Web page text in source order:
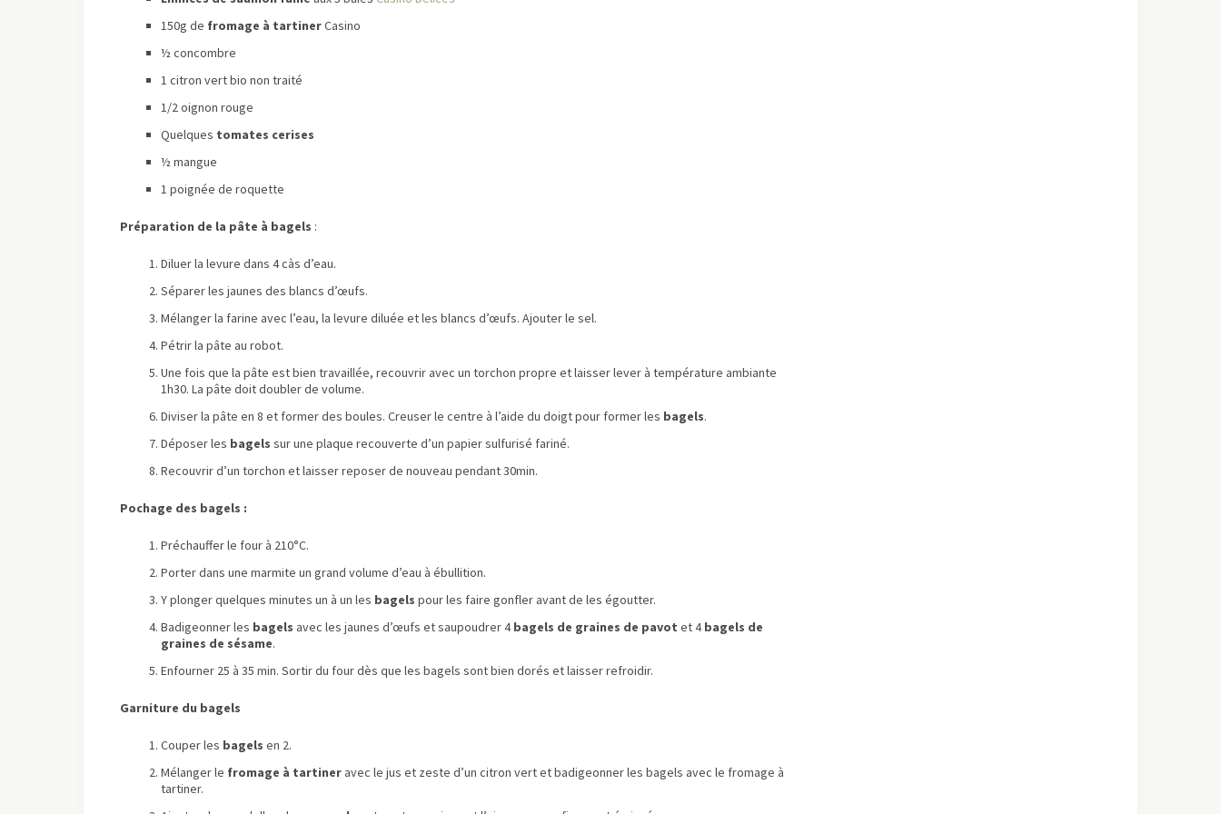
150g de fromage à tartinerCasino
½ concombre
1 citron vert bio non traité
1/2 oignon rouge
Quelques tomates cerises
½ mangue
1 poignée de roquette
Préparation de la pâte à bagels :
Diluer la levure dans 4 càs d’eau.
Séparer les jaunes des blancs d’œufs.
Mélanger la farine avec l’eau, la levure diluée et les blancs d’œufs. Ajouter le sel.
Pétrir la pâte au robot.
Une fois que la pâte est bien travaillée, recouvrir avec un torchon propre et laisser lever à température ambiante
1h30. La pâte doit doubler de volume.
Diviser la pâte en 8 et former des boules. Creuser le centre à l’aide du doigt pour former les bagels.
Déposer les bagels sur une plaque recouverte d’un papier sulfurisé fariné.
Recouvrir d’un torchon et laisser reposer de nouveau pendant 30min.
Pochage des bagels :
Préchauffer le four à 210°C.
Porter dans une marmite un grand volume d’eau à ébullition.
Y plonger quelques minutes un à un les bagels pour les faire gonfler avant de les égoutter.
Badigeonner les bagels avec les jaunes d’œufs et saupoudrer 4bagels de graines de pavot et 4bagels de
graines de sésame.
Enfourner 25 à 35 min. Sortir du four dès que les bagels sont bien dorés et laisser refroidir.
Garniture du bagels
Couper les bagels en 2.
Mélanger le fromage à tartiner avec le jus et zeste d’un citron vert et badigeonner les bagels avec le fromage à
tartiner.